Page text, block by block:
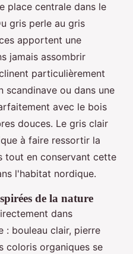
place centrale dans le
gris perle au gris
apportent une
jamais assombrir
particulièrement
scandinave ou dans une
avec le bois
douces. Le gris clair
à faire ressortir la
tout en conservant cette
l'habitat nordique.
de la nature
dans
: bouleau clair, pierre
coloris organiques se